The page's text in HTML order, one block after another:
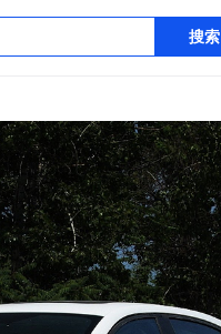
搜索